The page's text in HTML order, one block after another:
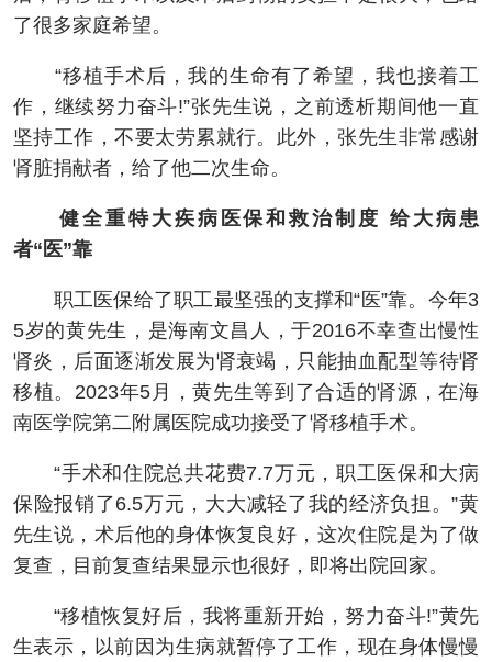
了很多家庭希望。
“移植手术后，我的生命有了希望，我也接着工
作，继续努力奋斗!”张先生说，之前透析期间他一直
坚持工作，不要太劳累就行。此外，张先生非常感谢
肾脏捐献者，给了他二次生命。
健全重特大疾病医保和救治制度 给大病患
者“医”靠
职工医保给了职工最坚强的支撑和“医”靠。今年3
5岁的黄先生，是海南文昌人，于2016不幸查出慢性
肾炎，后面逐渐发展为肾衰竭，只能抽血配型等待肾
移植。2023年5月，黄先生等到了合适的肾源，在海
南医学院第二附属医院成功接受了肾移植手术。
“手术和住院总共花费7.7万元，职工医保和大病
保险报销了6.5万元，大大减轻了我的经济负担。”黄
先生说，术后他的身体恢复良好，这次住院是为了做
复查，目前复查结果显示也很好，即将出院回家。
“移植恢复好后，我将重新开始，努力奋斗!”黄先
生表示，以前因为生病就暂停了工作，现在身体慢慢